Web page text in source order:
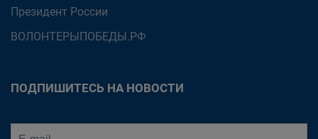
Президент России
ВОЛОНТЕРЫПОБЕДЫ.РФ
ПОДПИШИТЕСЬ НА НОВОСТИ